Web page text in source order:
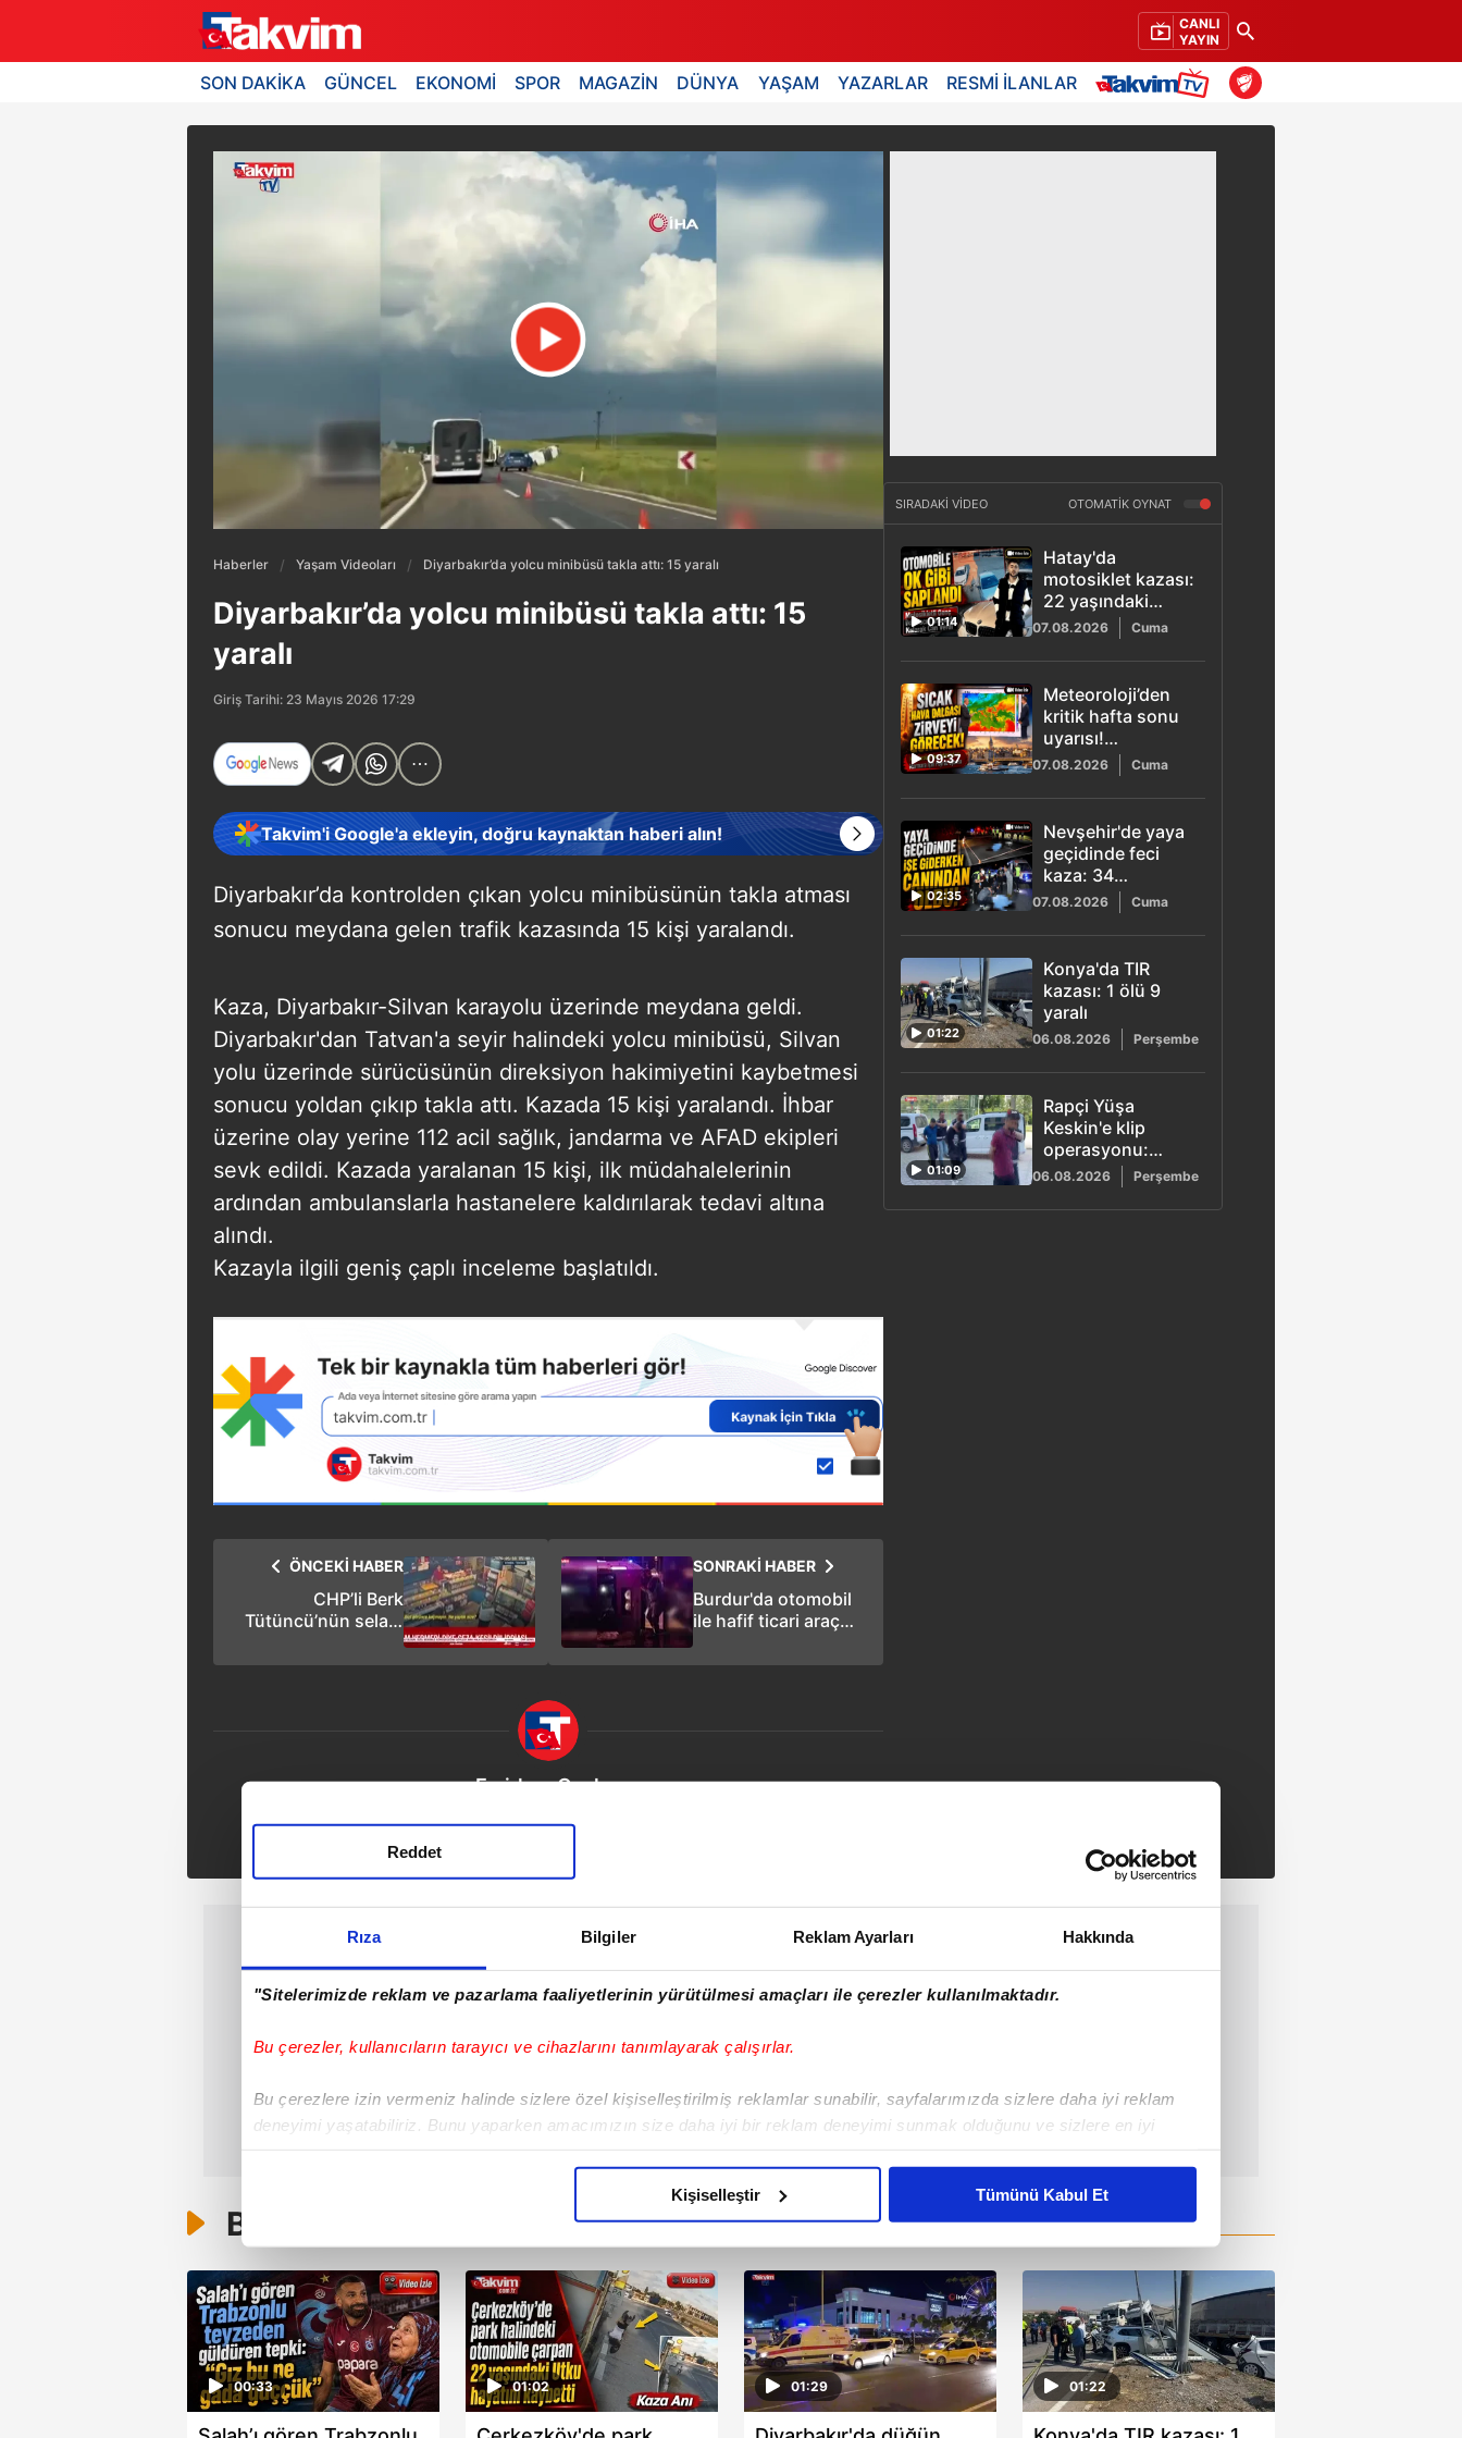
Rıza Bilgiler Reklam Ayarları Hakkında
"Sitelerimizde reklam ve pazarlama faaliyetlerinin yürütülmesi amaçları ile çerezler kullanılmaktadır.
Bu çerezler, kullanıcıların tarayıcı ve cihazlarını tanımlayarak çalışırlar.
Bu çerezlere izin vermeniz halinde sizlere özel kişiselleştirilmiş reklamlar sunabilir, sayfalarımızda sizlere daha iyi reklam
deneyimi yaşatabiliriz. Bunu yaparken amacımızın size daha iyi bir reklam deneyimi sunmak olduğunu ve sizlere en iyi
Sizlere daha iyi bir hizmet sunabilmek için İnternet Sitemizde kendimize ve üçüncü kişilere ait çerezler kullanılmaktadır. Bu
çerezler vasıtasıyla çeşitli kişisel verileriniz işlenmekte olup gerekli olan çerezler bilgi toplumu hizmetlerinin sunulması
amacıyla kullanılmaktadır. Diğer çerezler, sitemizin daha işlevsel kılınması ve kişiselleştirilmesi ve sizlere yönelik
reklam/pazarlama faaliyetlerinin yapılması, amaçlarıyla sınırlı olarak açık rızanız dahilinde kullanılacaktır.
Çerezlere ilişkin tercihlerinizi aşağıda yer alan panel vasıtasıyla belirleyebilirsiniz. Çerezlere ilişkin detaylı bilgi için Ayarlar
Reddet
Kişiselleştir Tümünü Kabul Et
CANLI
YAYIN
SON DAKİKA GÜNCEL EKONOMİ SPOR MAGAZİN DÜNYA YAŞAM YAZARLAR RESMİ İLANLAR
Haberler Yaşam Videoları Diyarbakır’da yolcu minibüsü takla attı: 15 yaralı
Diyarbakır’da yolcu minibüsü takla attı: 15
yaralı
Giriş Tarihi: 23 Mayıs 2026 17:29
Takvim'i Google'a ekleyin, doğru kaynaktan haberi alın!
Diyarbakır’da kontrolden çıkan yolcu minibüsünün takla atması
sonucu meydana gelen trafik kazasında 15 kişi yaralandı.
Kaza, Diyarbakır-Silvan karayolu üzerinde meydana geldi.
Diyarbakır'dan Tatvan'a seyir halindeki yolcu minibüsü, Silvan
yolu üzerinde sürücüsünün direksiyon hakimiyetini kaybetmesi
sonucu yoldan çıkıp takla attı. Kazada 15 kişi yaralandı. İhbar
üzerine olay yerine 112 acil sağlık, jandarma ve AFAD ekipleri
sevk edildi. Kazada yaralanan 15 kişi, ilk müdahalelerinin
ardından ambulanslarla hastanelere kaldırılarak tedavi altına
alındı.
Kazayla ilgili geniş çaplı inceleme başlatıldı.
SONRAKİ HABER
Burdur'da otomobil
ile hafif ticari araç
ÖNCEKİ HABER
CHP’li Berk
Tütüncü’nün selam
zabıta gönderdi
Emirhan Ceylan
SIRADAKİ VİDEO OTOMATİK OYNAT
01:14
Hatay'da
motosiklet kazası:
22 yaşındaki
Osman Yamaner
hayatını kaybetti
07.08.2026 Cuma
09:37
Meteoroloji’den
kritik hafta sonu
uyarısı!
Marmara'ya yağış
ve poyraz geliyor
07.08.2026 Cuma
02:35
Nevşehir'de yaya
geçidinde feci
kaza: 34
yaşındaki Tansu
Kaya hayatını
kaybetti
07.08.2026 Cuma
01:22
Konya'da TIR
kazası: 1 ölü 9
yaralı
06.08.2026 Perşembe
01:09
Rapçi Yüşa
Keskin'e klip
operasyonu:
Tüfekle poz veren
4 şüpheli adliyeye
sevk edildi
06.08.2026 Perşembe
Bunlar da Var
00:33 01:02 01:29 01:22